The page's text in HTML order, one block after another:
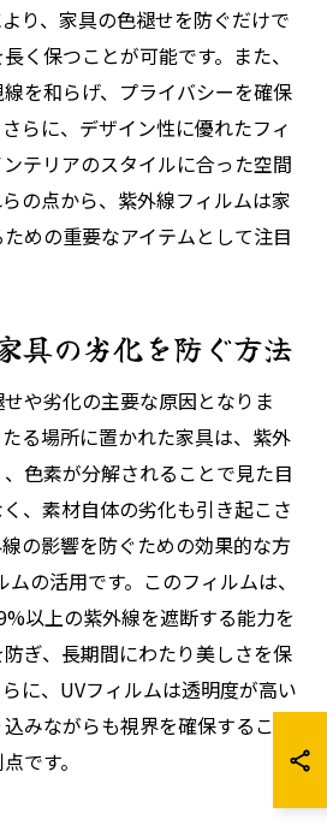
り、家具の色褪せを防ぐだけで
く保つことが可能です。また、
を和らげ、プライバシーを確保
らに、デザイン性に優れたフィ
テリアのスタイルに合った空間
の点から、紫外線フィルムは家
めの重要なアイテムとして注目
具の劣化を防ぐ方法
や劣化の主要な原因となりま
る場所に置かれた家具は、紫外
色素が分解されることで見た目
、素材自体の劣化も引き起こさ
の影響を防ぐための効果的な方
の活用です。このフィルムは、
以上の紫外線を遮断する能力を
ぎ、長期間にわたり美しさを保
に、UVフィルムは透明度が高い
みながらも視界を確保すること
です。